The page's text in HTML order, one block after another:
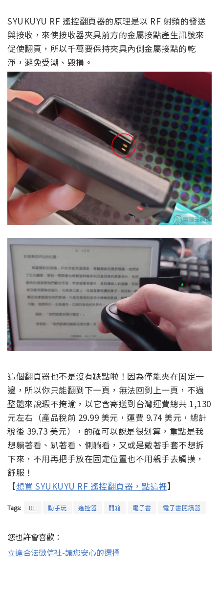
SYUKUYU RF 遙控翻頁器的原理是以 RF 射頻的發送
與接收，來使接收器夾具前方的金屬接點產生訊號來
促使翻頁，所以千萬要保持夾具內側金屬接點的乾
淨，避免受潮、毀損。
這個翻頁器也不是沒有缺點啦！因為僅能夾在固定一
邊，所以你只能翻到下一頁，無法回到上一頁，不過
整體來說瑕不掩瑜，以它含寄送到台灣運費總共 1,130
元左右（產品稅前 29.99 美元，運費 9.74 美元，總計
稅後 39.73 美元），的確可以說是很划算，重點是我
想躺著看、趴著看、側躺看，又或是戴著手套不想拆
下來，不用再把手放在固定位置也不用親手去觸摸，
舒服！
【想買 SYUKUYU RF 遙控翻頁器，點這裡】
Tags: RF 動手玩 遙控器 開箱 電子書 電子書閱讀器
您也許會喜歡：
立達合法徵信社-讓您安心的選擇